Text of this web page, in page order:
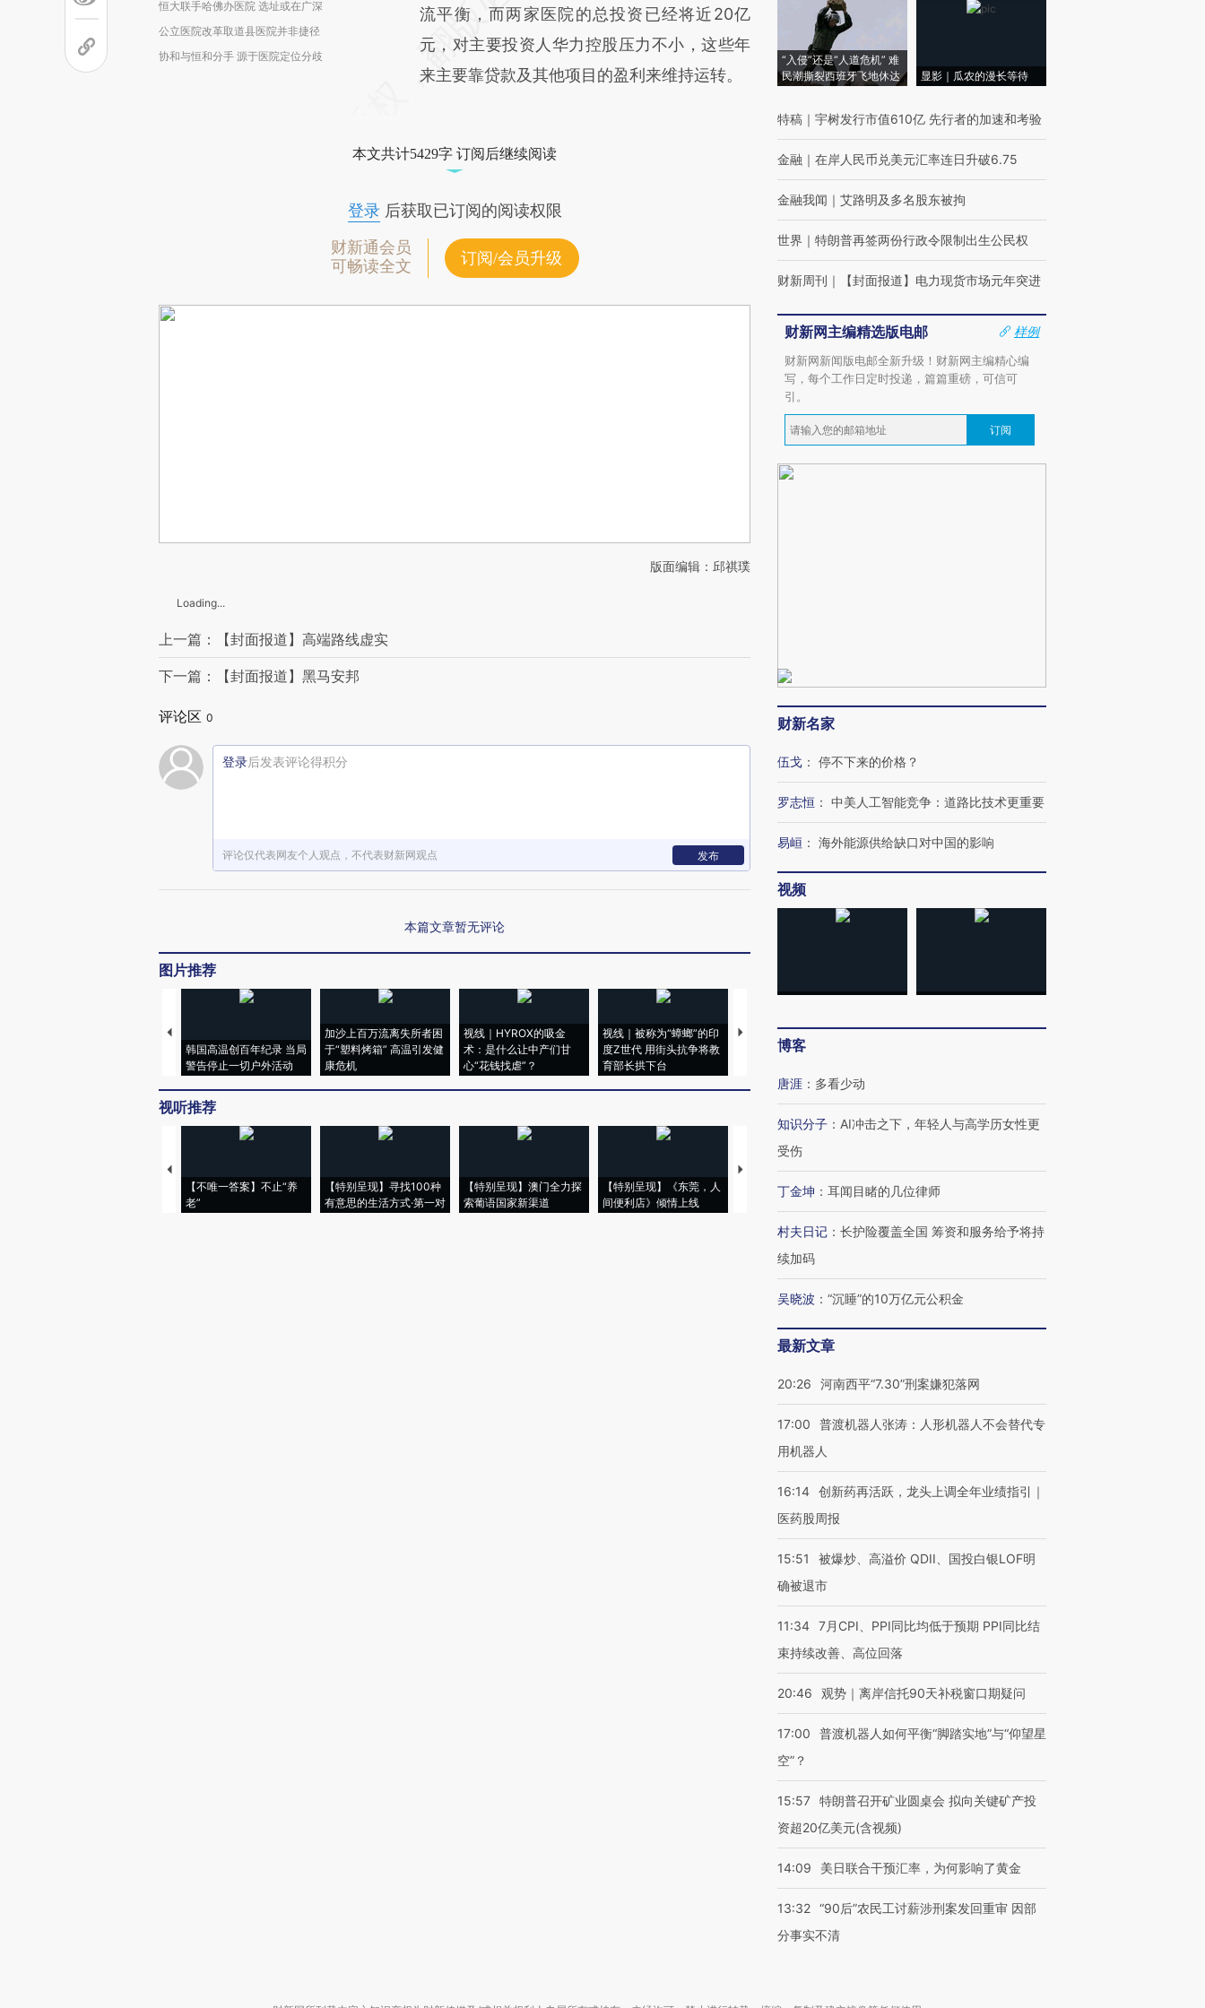
恒大联手哈佛办医院 选址或在广深
公立医院改革取道县医院并非捷径
协和与恒和分手 源于医院定位分歧
流平衡，而两家医院的总投资已经将近20亿
元，对主要投资人华力控股压力不小，这些年
来主要靠贷款及其他项目的盈利来维持运转。
本文共计5429字 订阅后继续阅读
登录后获取已订阅的阅读权限
财新通会员
可畅读全文
订阅/会员升级
版面编辑：邱祺璞
Loading...
上一篇：【封面报道】高端路线虚实
下一篇：【封面报道】黑马安邦
评论区 0
登录后发表评论得积分
评论仅代表网友个人观点，不代表财新网观点 发布
本篇文章暂无评论
图片推荐
韩国高温创百年纪录 当局
警告停止一切户外活动
加沙上百万流离失所者困
于“塑料烤箱” 高温引发健
康危机
视线｜HYROX的吸金
术：是什么让中产们甘
心“花钱找虐”？
视线｜被称为“蟑螂”的印
度Z世代 用街头抗争将教
育部长拱下台
视线｜“入侵”还是“人道危
机”？难民潮撕裂西班牙
湖北宜昌局部短时降雨
哈尔滨遭遇短时极端强降
视听推荐
【不唯一答案】不止“养
老”
【特别呈现】寻找100种
有意思的生活方式·第一对
【特别呈现】澳门全力探
索葡语国家新渠道
【特别呈现】《东莞，人
间便利店》倾情上线
【推广】走进第四届链博
会，让数智科技“链”接产
【特别呈现】寻找100种
【商旅对话】华住集团
“入侵”还是“人道危机” 难
民潮撕裂西班牙飞地休达
显影｜瓜农的漫长等待
特稿 ｜ 宇树发行市值610亿 先行者的加速和考验
金融 ｜ 在岸人民币兑美元汇率连日升破6.75
金融我闻 ｜ 艾路明及多名股东被拘
世界 ｜ 特朗普再签两份行政令限制出生公民权
财新周刊 ｜ 【封面报道】电力现货市场元年突进
财新网主编精选版电邮
样例
财新网新闻版电邮全新升级！财新网主编精心编
写，每个工作日定时投递，篇篇重磅，可信可
引。
订阅
财新名家
伍戈 ： 停不下来的价格？
罗志恒 ： 中美人工智能竞争：道路比技术更重要
易峘 ： 海外能源供给缺口对中国的影响
视频
博客
唐涯 ： 多看少动
知识分子 ： AI冲击之下，年轻人与高学历女性更
受伤
丁金坤 ： 耳闻目睹的几位律师
村夫日记 ： 长护险覆盖全国 筹资和服务给予将持
续加码
吴晓波 ： “沉睡”的10万亿元公积金
最新文章
20:26 河南西平“7.30”刑案嫌犯落网
17:00
普渡机器人张涛：人形机器人不会替代专
用机器人
16:14 创新药再活跃，龙头上调全年业绩指引｜
医药股周报
15:51
被爆炒、高溢价 QDII、国投白银LOF明
确被退市
11:34 7月CPI、PPI同比均低于预期 PPI同比结
束持续改善、高位回落
20:46 观势｜离岸信托90天补税窗口期疑问
17:00
普渡机器人如何平衡“脚踏实地”与“仰望星
空”？
15:57 特朗普召开矿业圆桌会 拟向关键矿产投
资超20亿美元(含视频)
14:09 美日联合干预汇率，为何影响了黄金
13:32 “90后”农民工讨薪涉刑案发回重审 因部
分事实不清